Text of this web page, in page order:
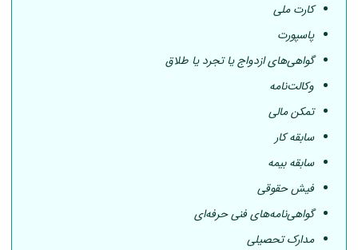
کارت ملی
پاسپورت
گواهی‌های ازدواج یا تجرد یا طلاق
وکالت‌نامه
تمکن مالی
سابقه کار
سابقه بیمه
فیش حقوقی
گواهی‌نامه‌های فنی حرفه‌ای
مدارک تحصیلی